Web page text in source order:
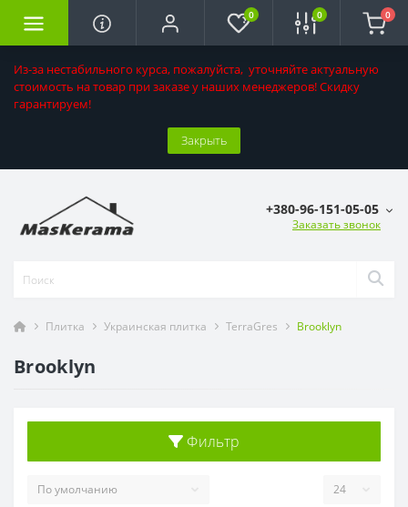
Из-за нестабильного курса, пожалуйста, уточняйте актуальную
стоимость на товар при заказе у наших менеджеров! Скидку
гарантируем!
Закрыть
0 0 0
+380-96-151-05-05
Заказать звонок
Плитка Украинская плитка TerraGres Brooklyn
Brooklyn
Фильтр